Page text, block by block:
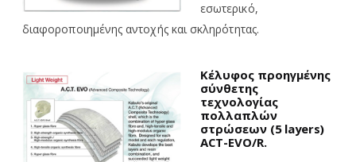
εσωτερικό,
διαφοροποιημένης αντοχής και σκληρότητας.
Κέλυφος προηγμένης
σύνθετης
τεχνολογίας
πολλαπλών
στρώσεων (5 layers)
ACT-EVO/R.